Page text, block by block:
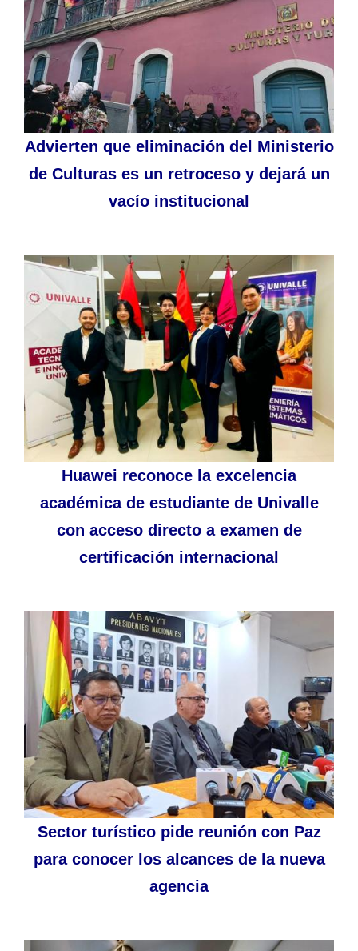
Advierten que eliminación del Ministerio
de Culturas es un retroceso y dejará un
vacío institucional
Huawei reconoce la excelencia
académica de estudiante de Univalle
con acceso directo a examen de
certificación internacional
Sector turístico pide reunión con Paz
para conocer los alcances de la nueva
agencia